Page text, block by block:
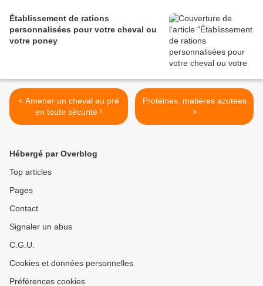
Établissement de rations
personnalisées pour votre cheval ou
votre poney
< Amener un cheval au pré
en toute sécurité !
Protéines, matières azotées
>
Hébergé par Overblog
Top articles
Pages
Contact
Signaler un abus
C.G.U.
Cookies et données personnelles
Préférences cookies